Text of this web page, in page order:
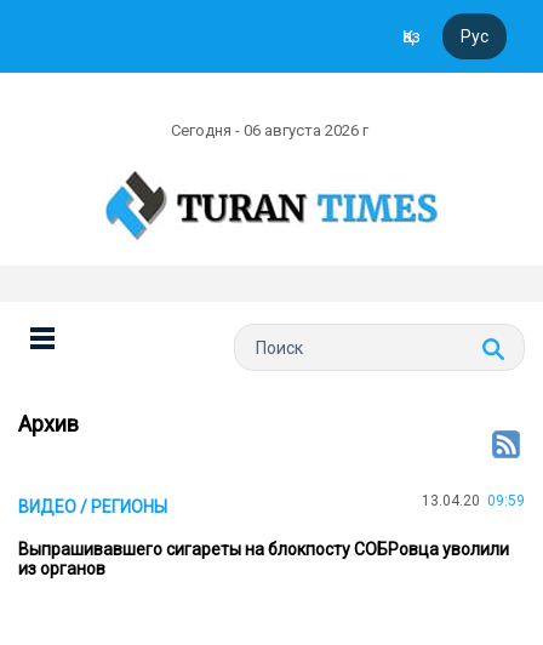
Қаз Рус
Сегодня - 06 августа 2026 г
Архив
ВИДЕО / РЕГИОНЫ 13.04.20 09:59
Выпрашивавшего сигареты на блокпосту СОБРовца уволили
из органов